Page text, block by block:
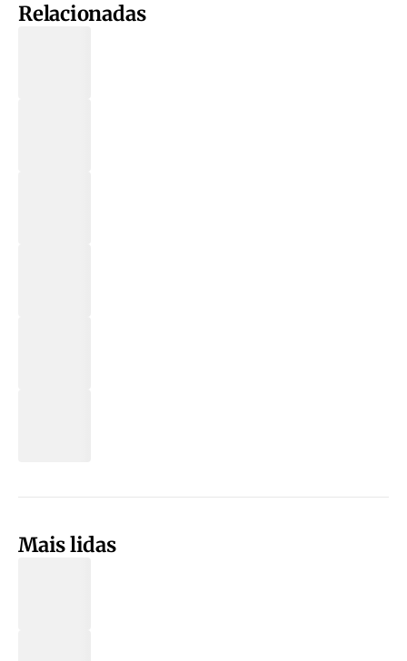
Relacionadas
Mais lidas